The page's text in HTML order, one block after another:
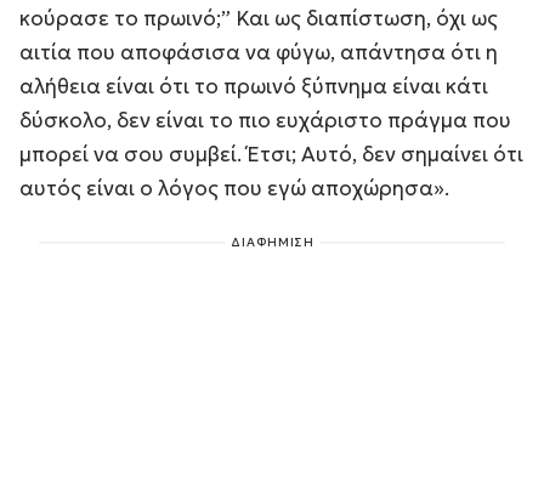
κούρασε το πρωινό;” Και ως διαπίστωση, όχι ως
αιτία που αποφάσισα να φύγω, απάντησα ότι η
αλήθεια είναι ότι το πρωινό ξύπνημα είναι κάτι
δύσκολο, δεν είναι το πιο ευχάριστο πράγμα που
μπορεί να σου συμβεί. Έτσι; Αυτό, δεν σημαίνει ότι
αυτός είναι ο λόγος που εγώ αποχώρησα».
ΔΙΑΦΗΜΙΣΗ